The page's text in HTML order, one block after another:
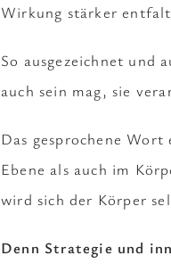
Wirkung stärker
So ausgezeichnet und
auch sein mag, sie
Das gesprochene
Ebene als auch im
wird sich der Körper
Denn Strategie und